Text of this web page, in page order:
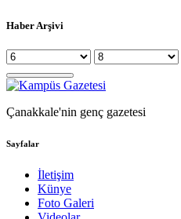
Haber Arşivi
Çanakkale'nin genç gazetesi
Sayfalar
İletişim
Künye
Foto Galeri